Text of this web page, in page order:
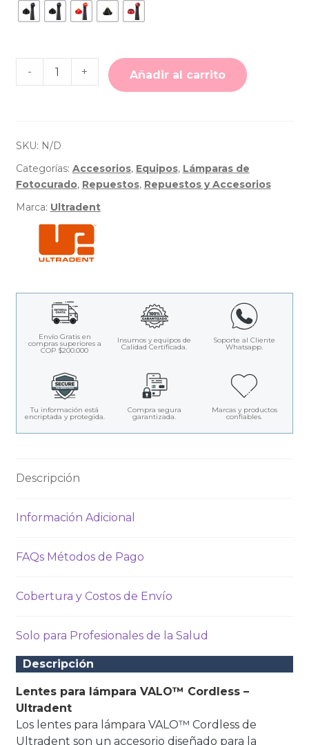
Cantidad
de
Lentes
-
Ultradent
- + Añadir al carrito
SKU: N/D
Categorías: Accesorios, Equipos, Lámparas de
Fotocurado, Repuestos, Repuestos y Accesorios
Marca: Ultradent
Envío Gratis en
compras superiores a
COP $200.000
Insumos y equipos de
Calidad Certificada.
Soporte al Cliente
Whatsapp.
Tu información está
encriptada y protegida.
Compra segura
garantizada.
Marcas y productos
confiables.
Descripción
Información Adicional
FAQs Métodos de Pago
Cobertura y Costos de Envío
Solo para Profesionales de la Salud
Descripción
Lentes para lámpara VALO™ Cordless –
Ultradent
Los lentes para lámpara VALO™ Cordless de
Ultradent son un accesorio diseñado para la